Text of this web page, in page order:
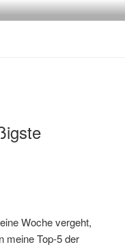
Woche vergeht,
meine Top-5 der